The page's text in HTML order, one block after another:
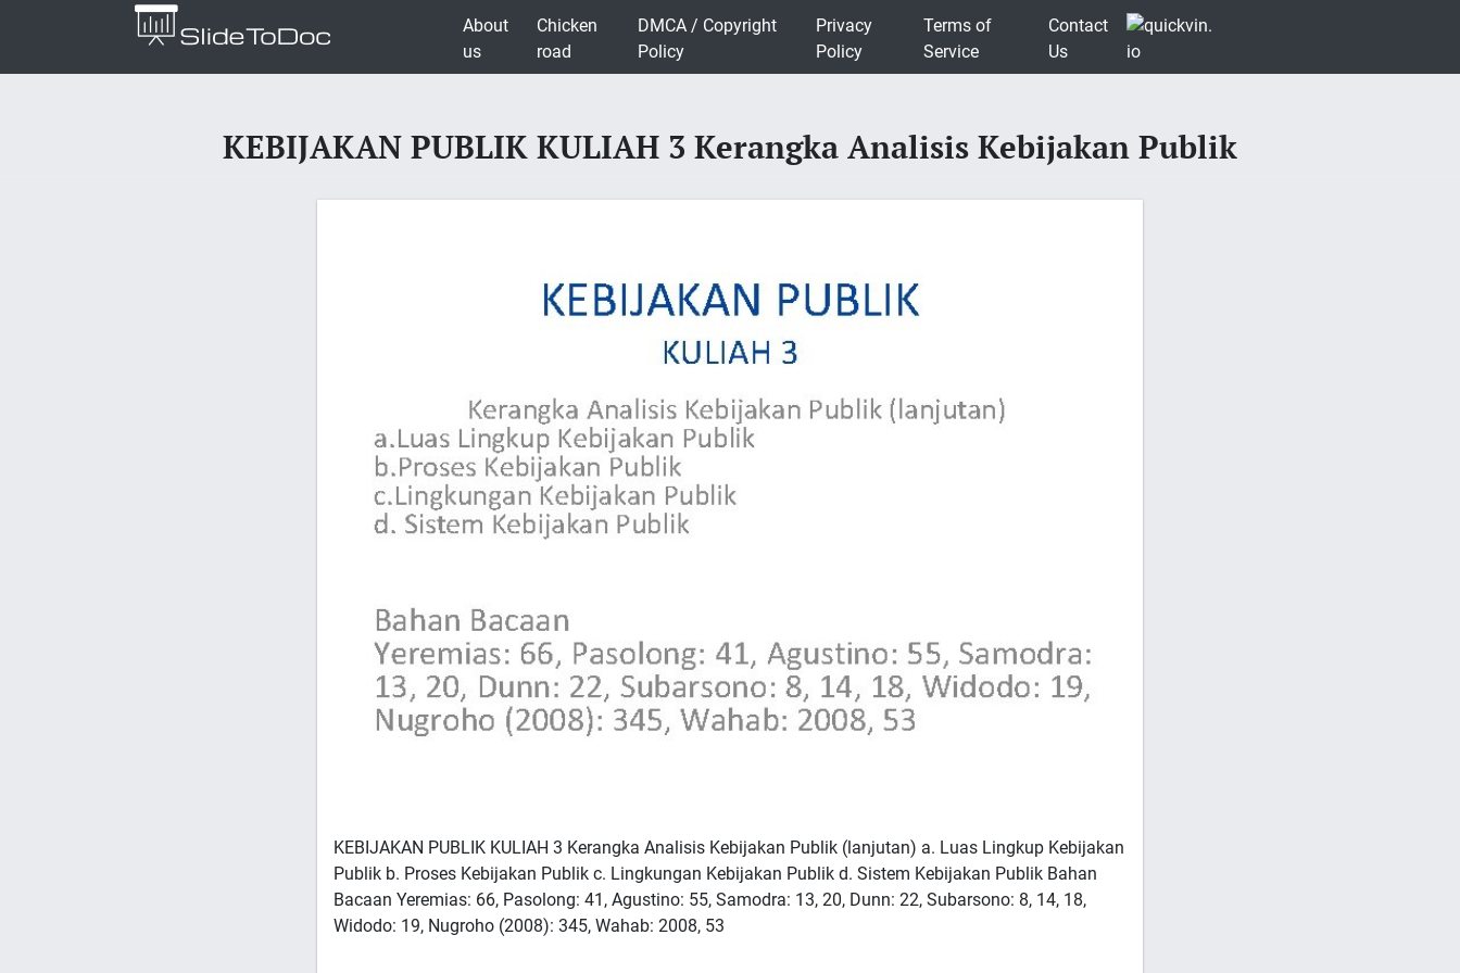
About
us
Chicken
road
DMCA / Copyright
Policy
Privacy
Policy
Terms of
Service
Contact
Us
KEBIJAKAN PUBLIK KULIAH 3 Kerangka Analisis Kebijakan Publik
KEBIJAKAN PUBLIK KULIAH 3 Kerangka Analisis Kebijakan Publik (lanjutan) a. Luas Lingkup Kebijakan
Publik b. Proses Kebijakan Publik c. Lingkungan Kebijakan Publik d. Sistem Kebijakan Publik Bahan
Bacaan Yeremias: 66, Pasolong: 41, Agustino: 55, Samodra: 13, 20, Dunn: 22, Subarsono: 8, 14, 18,
Widodo: 19, Nugroho (2008): 345, Wahab: 2008, 53